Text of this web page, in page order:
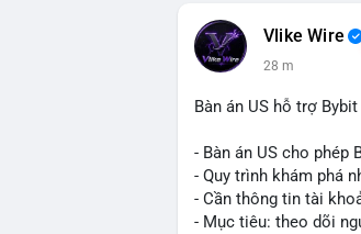
Vlike Wire
29 m
Bàn án US hỗ trợ
- Bàn án US cho phép
- Quy trình khám phá
- Cần thông tin tài
- Mục tiêu: theo dõi